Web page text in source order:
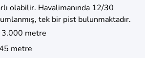
olabilir. Havalimanında 12/30
tek bir pist bulunmaktadır.
3.000 metre
metre